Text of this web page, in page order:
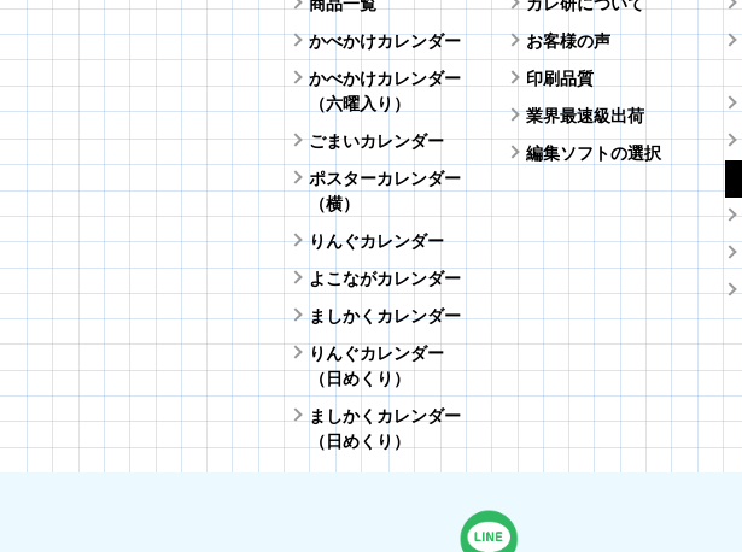
商品一覧
かべかけカレンダー
かべかけカレンダー
（六曜入り）
ごまいカレンダー
ポスターカレンダー
（横）
りんぐカレンダー
よこながカレンダー
ましかくカレンダー
りんぐカレンダー
（日めくり）
ましかくカレンダー
（日めくり）
カレ研について
お客様の声
印刷品質
業界最速級出荷
編集ソフトの選択